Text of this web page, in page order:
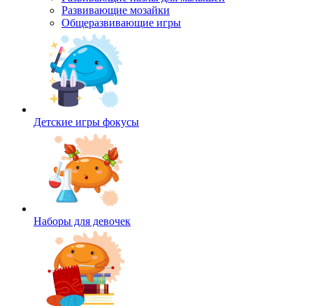
Развивающие мозайки
Общеразвивающие игры
Детские игры фокусы
Наборы для девочек